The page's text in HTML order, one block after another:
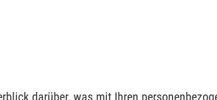
darüber, was mit Ihren